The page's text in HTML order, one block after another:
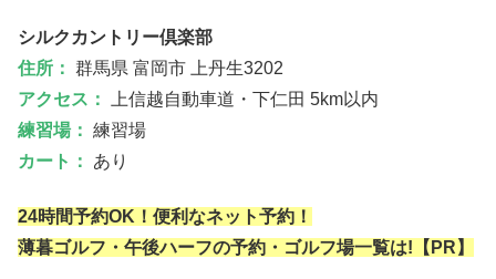
シルクカントリー倶楽部
住所： 群馬県 富岡市 上丹生3202
アクセス：
上信越自動車道・下仁田 5km以内
練習場： 練習場
カート：
あり
24時間予約OK！便利なネット予約！
薄暮ゴルフ・午後ハーフの予約・ゴルフ場一覧は!【PR】